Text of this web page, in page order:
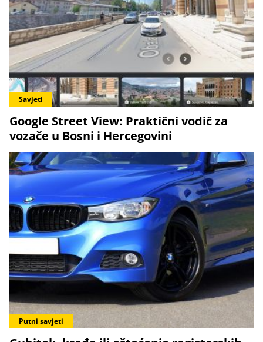
Savjeti
Google Street View: Praktični vodič za
vozače u Bosni i Hercegovini
Putni savjeti